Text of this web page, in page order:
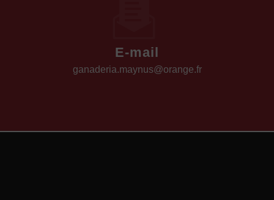
E-mail
ganaderia.maynus@orange.fr